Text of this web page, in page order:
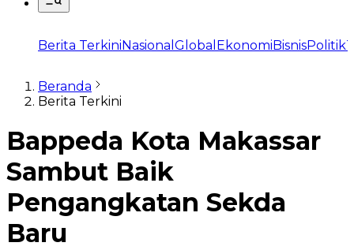
Berita TerkiniNasional Global EkonomiBisnisPolitik
Beranda
Berita Terkini
Bappeda Kota Makassar
Sambut Baik
Pengangkatan Sekda
Baru